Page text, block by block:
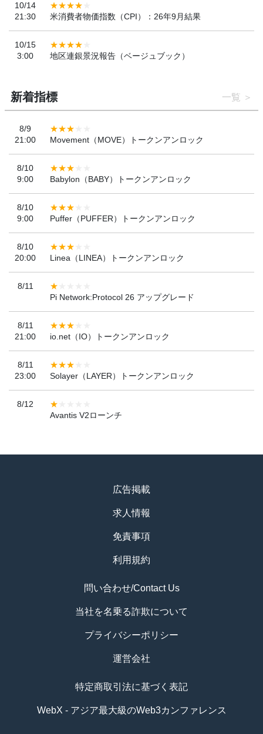
10/14
21:30
米消費者物価指数（CPI）：26年9月結果
10/15
3:00
地区連銀景況報告（ベージュブック）
新着指標 一覧
8/9
21:00
Movement（MOVE）トークンアンロック
8/10
9:00
Babylon（BABY）トークンアンロック
8/10
9:00
Puffer（PUFFER）トークンアンロック
8/10
20:00
Linea（LINEA）トークンアンロック
8/11
Pi Network:Protocol 26 アップグレード
8/11
21:00
io.net（IO）トークンアンロック
8/11
23:00
Solayer（LAYER）トークンアンロック
8/12
Avantis V2ローンチ
広告掲載
求人情報
免責事項
利用規約
問い合わせ/Contact Us
当社を名乗る詐欺について
プライバシーポリシー
運営会社
特定商取引法に基づく表記
WebX - アジア最大級のWeb3カンファレンス